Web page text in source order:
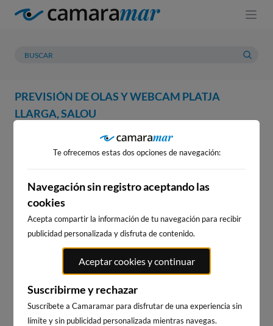
PREVISIÓN DE OLAS Y WEBCAM PLATJA
LLARGA, SALOU
PREVISIÓN METEOROLOGÍA
WEBCAM PLATJA LLARGA,
SALOU
WEBCAMS CERCANAS
Te ofrecemos estas dos opciones de navegación:
Navegación sin registro aceptando las
cookies
Acepta compartir la información de tu navegación para recibir
publicidad personalizada y disfruta de contenido.
Aceptar cookies y continuar
Suscribirme y rechazar
Suscríbete a Camaramar para disfrutar de una experiencia sin
límite y sin publicidad personalizada mientras navegas.